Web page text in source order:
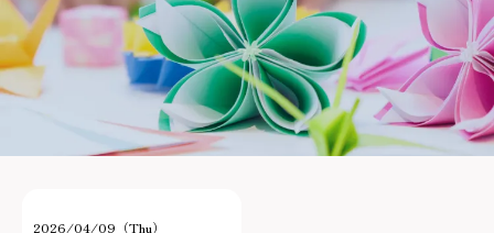
2026/04/09（Thu）